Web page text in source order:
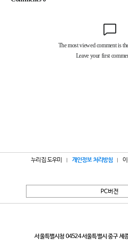
누리집 도우미 개인정보 처리방침
PC버전
서울특별시청 04524 서울특별시 중구 세